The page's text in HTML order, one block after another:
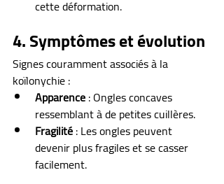
cette déformation.
4. Symptômes et évolution
Signes couramment associés à la
koïlonychie :
Apparence : Ongles concaves
ressemblant à de petites cuillères.
Fragilité : Les ongles peuvent
devenir plus fragiles et se casser
facilement.